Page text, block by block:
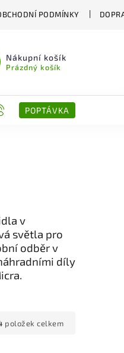
PODMÍNKY
Nákupní košík
Prázdný košík
POPTÁVKA
v
světla pro
odběr v
díly
položek celkem